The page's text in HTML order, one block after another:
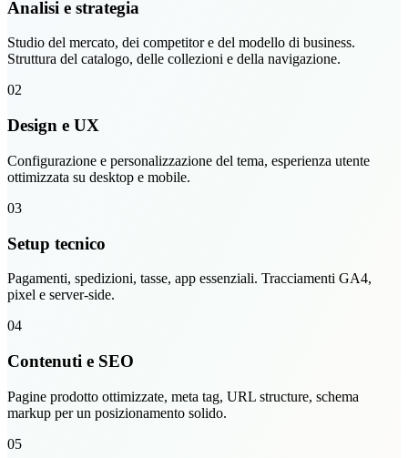
Analisi e strategia
Studio del mercato, dei competitor e del modello di business.
Struttura del catalogo, delle collezioni e della navigazione.
02
Design e UX
Configurazione e personalizzazione del tema, esperienza utente
ottimizzata su desktop e mobile.
03
Setup tecnico
Pagamenti, spedizioni, tasse, app essenziali. Tracciamenti GA4,
pixel e server-side.
04
Contenuti e SEO
Pagine prodotto ottimizzate, meta tag, URL structure, schema
markup per un posizionamento solido.
05